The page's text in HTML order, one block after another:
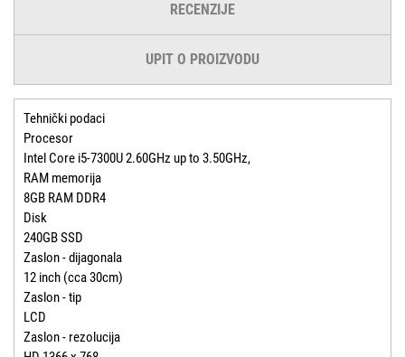
RECENZIJE
UPIT O PROIZVODU
Tehnički podaci
Procesor
Intel Core i5-7300U 2.60GHz up to 3.50GHz,
RAM memorija
8GB RAM DDR4
Disk
240GB SSD
Zaslon - dijagonala
12 inch (cca 30cm)
Zaslon - tip
LCD
Zaslon - rezolucija